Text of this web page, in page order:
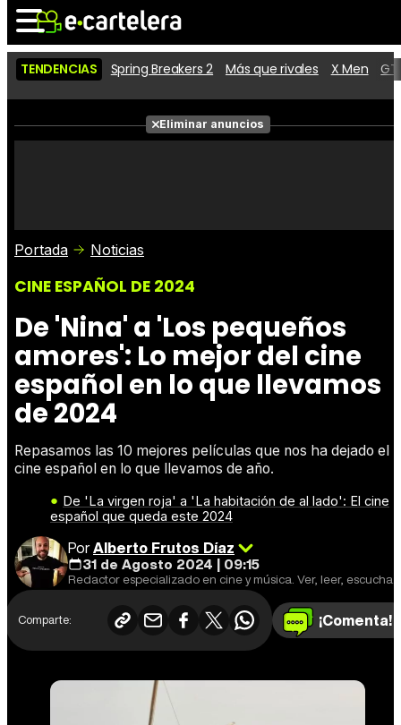
Noticias Cartelera
Películas
Críticas
TENDENCIAS Spring Breakers 2 Más que rivales X Men
Eliminar anuncios
Portada Noticias
CINE ESPAÑOL DE 2024
De 'Nina' a 'Los pequeños
amores': Lo mejor del cine
español en lo que llevamos
de 2024
Repasamos las 10 mejores películas que nos ha dejado el
cine español en lo que llevamos de año.
De 'La virgen roja' a 'La habitación de al lado': El cine
español que queda este 2024
PorAlberto Frutos Díaz
31 de Agosto 2024 | 09:15
Comparte: ¡Comenta!